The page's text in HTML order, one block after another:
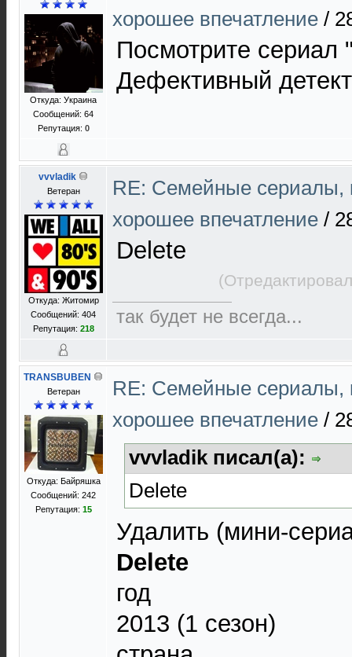
Откуда: Украина
Сообщений: 64
Репутация: 0
хорошее впечатление /
Посмотрите сериал
Дефективный
vvvladik
Ветеран
Откуда: Житомир
Сообщений: 404
Репутация: 218
RE: Cемейные сериалы,
хорошее впечатление /
Delete
так будет не всегда...
TRANSBUBEN
Ветеран
Откуда: Байряшка
Сообщений: 242
Репутация: 15
RE: Cемейные сериалы,
хорошее впечатление /
vvvladik писал(а):
Delete
Удалить (мини-
Delete
год
2013 (1 сезон)